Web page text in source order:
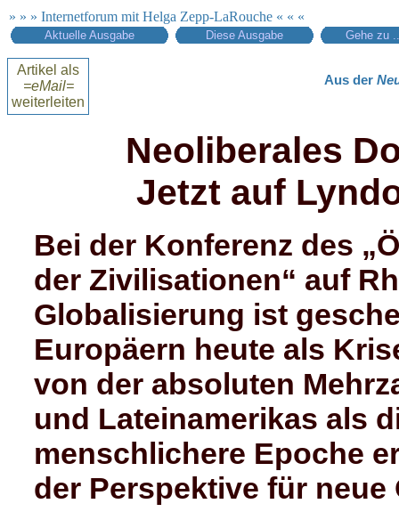
» » » Internetforum mit Helga Zepp-LaRouche « « «
Aktuelle Ausgabe Diese Ausgabe Gehe zu
Artikel als
=eMail=
weiterleiten
Aus der
Neoliberales
Jetzt auf
Bei der Konferenz des
der Zivilisationen“ auf
Globalisierung ist
Europäern heute als
von der absoluten
und Lateinamerikas als
menschlichere Epoche
der Perspektive für neue